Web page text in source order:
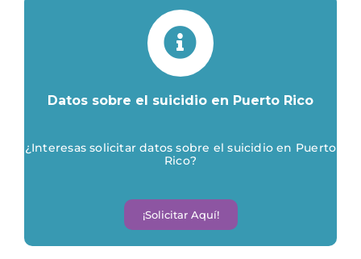
Datos sobre el suicidio en Puerto Rico
¿Interesas solicitar datos sobre el suicidio en Puerto
Rico?
¡Solicitar Aquí!